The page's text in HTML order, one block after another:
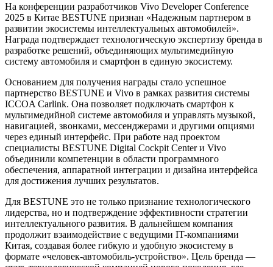
На конференции разработчиков Vivo Developer Conference
2025 в Китае BESTUNE признан «Надежным партнером в
развитии экосистемы интеллектуальных автомобилей».
Награда подтверждает технологическую экспертизу бренда в
разработке решений, объединяющих мультимедийную
систему автомобиля и смартфон в единую экосистему.
Основанием для получения награды стало успешное
партнерство BESTUNE и Vivo в рамках развития системы
ICCOA Carlink. Она позволяет подключать смартфон к
мультимедийной системе автомобиля и управлять музыкой,
навигацией, звонками, мессенджерами и другими опциями
через единый интерфейс. При работе над проектом
специалисты BESTUNE Digital Cockpit Center и Vivo
объединили компетенции в области программного
обеспечения, аппаратной интеграции и дизайна интерфейса
для достижения лучших результатов.
Для BESTUNE это не только признание технологического
лидерства, но и подтверждение эффективности стратегии
интеллектуального развития. В дальнейшем компания
продолжит взаимодействие с ведущими IT-компаниями
Китая, создавая более гибкую и удобную экосистему в
формате «человек-автомобиль-устройство». Цель бренда —